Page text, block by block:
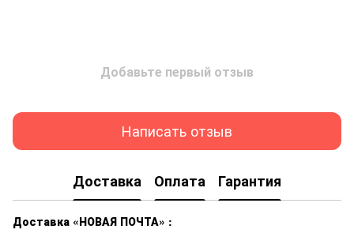
Добавьте первый отзыв
Написать отзыв
Доставка Оплата Гарантия
Доставка «НОВАЯ ПОЧТА» :